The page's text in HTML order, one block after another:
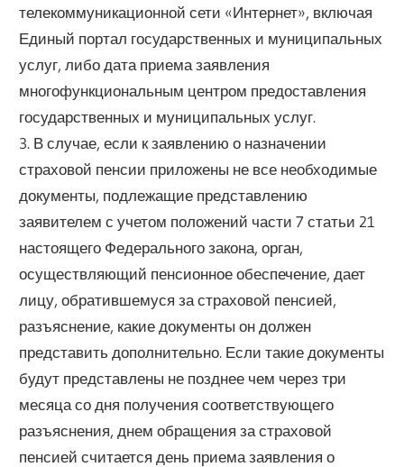
телекоммуникационной сети «Интернет», включая
Единый портал государственных и муниципальных
услуг, либо дата приема заявления
многофункциональным центром предоставления
государственных и муниципальных услуг.
3. В случае, если к заявлению о назначении
страховой пенсии приложены не все необходимые
документы, подлежащие представлению
заявителем с учетом положений части 7 статьи 21
настоящего Федерального закона, орган,
осуществляющий пенсионное обеспечение, дает
лицу, обратившемуся за страховой пенсией,
разъяснение, какие документы он должен
представить дополнительно. Если такие документы
будут представлены не позднее чем через три
месяца со дня получения соответствующего
разъяснения, днем обращения за страховой
пенсией считается день приема заявления о